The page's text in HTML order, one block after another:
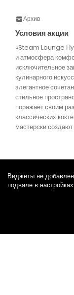
Архив
Условия акции
«Steam Lounge
и атмосфера
исключительное
кулинарного
элегантное
стильное
поражает своим
классических
мастерски
Виджеты не
подвале в